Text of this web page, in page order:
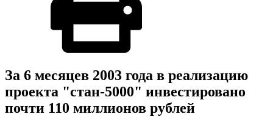
За 6 месяцев 2003 года в реализацию
проекта "стан-5000" инвестировано
почти 110 миллионов рублей